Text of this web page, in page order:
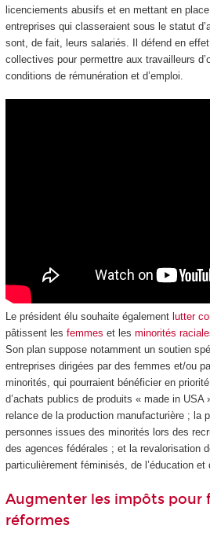
licenciements abusifs et en mettant en
entreprises qui classeraient sous le statut
sont, de fait, leurs salariés. Il défend en
collectives pour permettre aux travailleurs
conditions de rémunération et d’emploi.
Le président élu souhaite également lutter
pâtissent les femmes et les minorités
Son plan suppose notamment un soutien
entreprises dirigées par des femmes et/ou
minorités, qui pourraient bénéficier en
d’achats publics de produits « made in USA
relance de la production manufacturière ; la
personnes issues des minorités lors des
des agences fédérales ; et la revalorisation
particulièrement féminisés, de l’éducation et
Augmenter les impôts pour
réformes